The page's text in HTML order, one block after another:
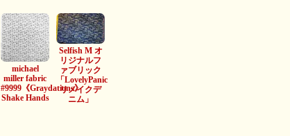
michael
miller fabric
#9999《Graydations》
Shake Hands
Selfish M オ
リジナルフ
ァブリック
「LovelyPanic
リメイクデ
ニム」